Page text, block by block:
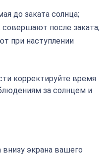
до заката солнца;
после заката;
при наступлении
корректируйте время
за солнцем и
экрана вашего